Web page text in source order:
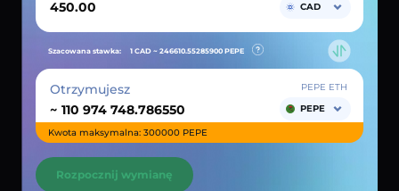
CAD
Szacowana stawka: 1 CAD ~ 246610.55285900 PEPE
Otrzymujesz
~
PEPE ETH
PEPE
Kwota maksymalna: 300000 PEPE
Rozpocznij wymianę